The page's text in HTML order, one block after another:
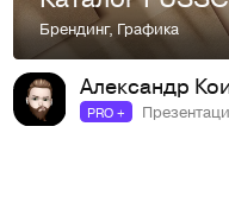
Брендинг, Графика
Александр
PRO +